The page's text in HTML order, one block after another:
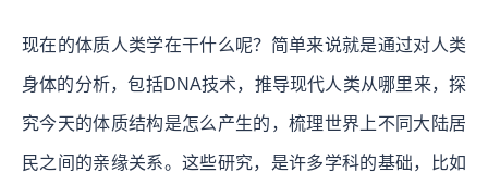
现在的体质人类学在干什么呢？简单来说就是通过对人类
身体的分析，包括DNA技术，推导现代人类从哪里来，探
究今天的体质结构是怎么产生的，梳理世界上不同大陆居
民之间的亲缘关系。这些研究，是许多学科的基础，比如